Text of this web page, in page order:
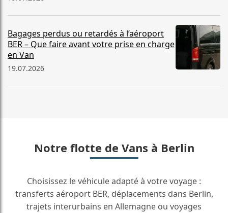
Bagages perdus ou retardés à l’aéroport
BER – Que faire avant votre prise en charge
en Van
19.07.2026
Notre flotte de Vans à Berlin
Choisissez le véhicule adapté à votre voyage :
transferts aéroport BER, déplacements dans Berlin,
trajets interurbains en Allemagne ou voyages